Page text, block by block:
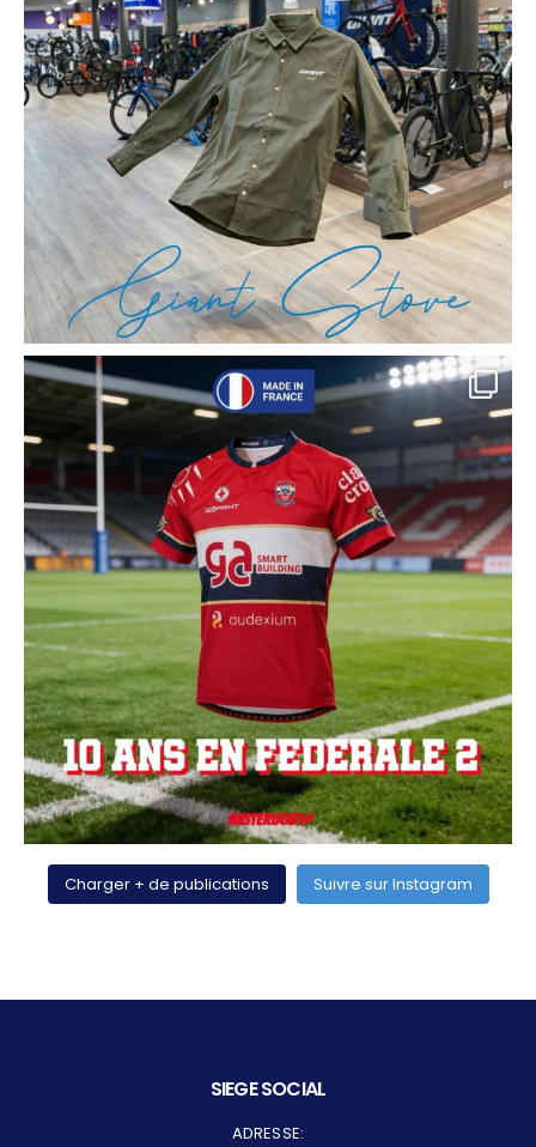
Charger + de publications Suivre sur Instagram
SIEGE SOCIAL
ADRESSE: